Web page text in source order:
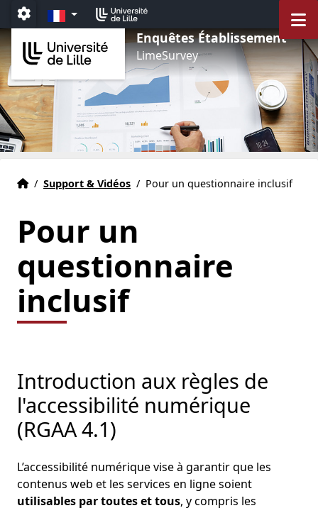
Aller au menu
Aller au contenu
Aller au pied de page
Paramétrage
FR
Enquêtes Établissement
LimeSurvey
Accueil
Accueil
/ Support & Vidéos / Pour un questionnaire inclusif
Pour un
questionnaire
inclusif
Introduction aux règles de
l'accessibilité numérique
(RGAA 4.1)
L’accessibilité numérique vise à garantir que les
contenus web et les services en ligne soient
utilisables par toutes et tous, y compris les